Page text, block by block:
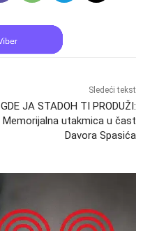
Sledeći tekst
GDE JA STADOH TI PRODUŽI:
Memorijalna utakmica u čast
Davora Spasića